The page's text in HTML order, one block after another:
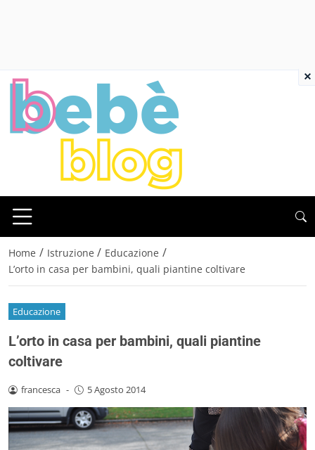
Home / Istruzione / Educazione /
L’orto in casa per bambini, quali piantine coltivare
Educazione
L’orto in casa per bambini, quali piantine
coltivare
francesca - 5 Agosto 2014
×